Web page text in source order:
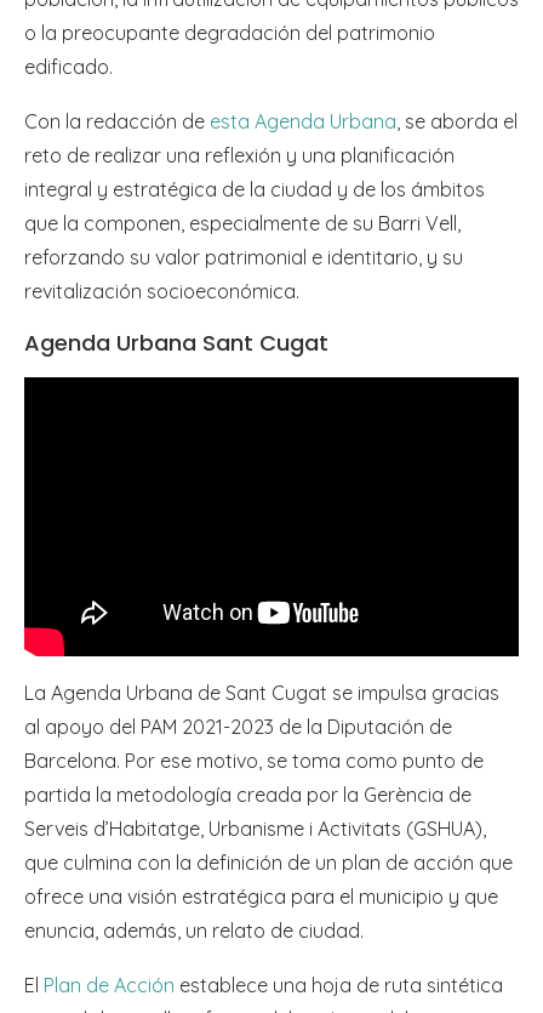
o la preocupante degradación del patrimonio
edificado.
Con la redacción de esta Agenda Urbana, se aborda el
reto de realizar una reflexión y una planificación
integral y estratégica de la ciudad y de los ámbitos
que la componen, especialmente de su Barri Vell,
reforzando su valor patrimonial e identitario, y su
revitalización socioeconómica.
Agenda Urbana Sant Cugat
La Agenda Urbana de Sant Cugat se impulsa gracias
al apoyo del PAM 2021-2023 de la Diputación de
Barcelona. Por ese motivo, se toma como punto de
partida la metodología creada por la Gerència de
Serveis d’Habitatge, Urbanisme i Activitats (GSHUA),
que culmina con la definición de un plan de acción que
ofrece una visión estratégica para el municipio y que
enuncia, además, un relato de ciudad.
El Plan de Acción establece una hoja de ruta sintética